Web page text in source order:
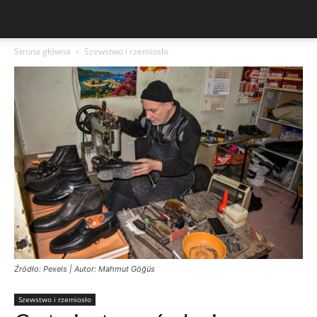
Strona główna Szewstwo i rzemiosło
Źródło: Pexels | Autor: Mahmut Göğüs
Szewstwo i rzemiosło